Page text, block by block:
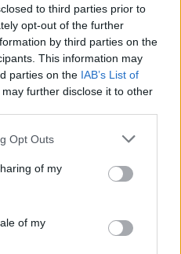
to third parties prior to
opt-out of the further
by third parties on the
This information may
parties on the IAB’s List of
may further disclose it to other
Opt Outs
of my
of my